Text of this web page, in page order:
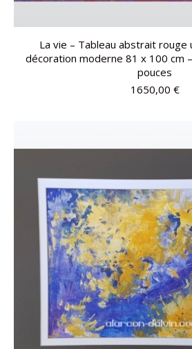
La vie – Tableau abstrait rouge
décoration moderne 81 x 100 cm
pouces
1650,00 €